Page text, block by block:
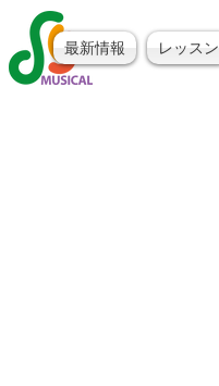
最新情報 レッスン